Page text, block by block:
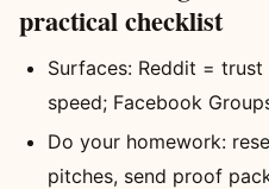
practical checklist
Surfaces: Reddit =
speed; Facebook
Do your homework:
pitches, send proof